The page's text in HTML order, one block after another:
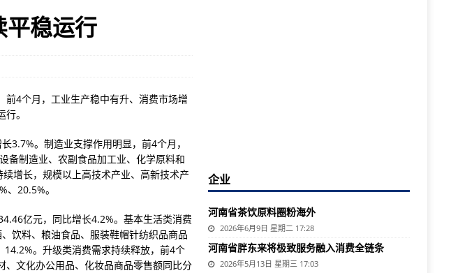
平稳运行
4个月，工业生产稳中有升、消费市场增
。
3.7%。制造业支撑作用明显，前4个月，
备制造业、农副食品加工业、化学原料和
增长，规模以上高技术产业、高新技术产
20.5%。
亿元，同比增长4.2%。基本生活类消费
饮料、粮油食品、服装鞋帽针纺织品商品
。升级类消费需求持续释放，前4个
、文化办公用品、化妆品商品零售额同比分
企业
河南省茶饮原料圈粉海外
2026年6月9日 星期二 17:28
河南省胖东来将极致服务融入消费全链条
2026年5月13日 星期三 17:03